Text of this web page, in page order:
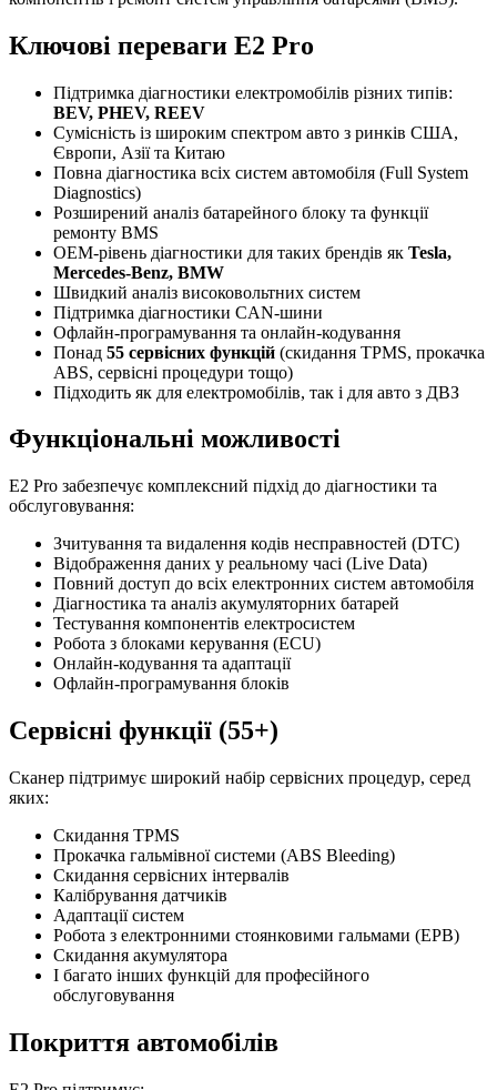
Ключові переваги E2 Pro
Підтримка діагностики електромобілів різних типів:
BEV, PHEV, REEV
Сумісність із широким спектром авто з ринків США,
Європи, Азії та Китаю
Повна діагностика всіх систем автомобіля (Full System
Diagnostics)
Розширений аналіз батарейного блоку та функції
ремонту BMS
OEM-рівень діагностики для таких брендів як Tesla,
Mercedes-Benz, BMW
Швидкий аналіз високовольтних систем
Підтримка діагностики CAN-шини
Офлайн-програмування та онлайн-кодування
Понад 55 сервісних функцій (скидання TPMS, прокачка
ABS, сервісні процедури тощо)
Підходить як для електромобілів, так і для авто з ДВЗ
Функціональні можливості
E2 Pro забезпечує комплексний підхід до діагностики та
обслуговування:
Зчитування та видалення кодів несправностей (DTC)
Відображення даних у реальному часі (Live Data)
Повний доступ до всіх електронних систем автомобіля
Діагностика та аналіз акумуляторних батарей
Тестування компонентів електросистем
Робота з блоками керування (ECU)
Онлайн-кодування та адаптації
Офлайн-програмування блоків
Сервісні функції (55+)
Сканер підтримує широкий набір сервісних процедур, серед
яких:
Скидання TPMS
Прокачка гальмівної системи (ABS Bleeding)
Скидання сервісних інтервалів
Калібрування датчиків
Адаптації систем
Робота з електронними стоянковими гальмами (EPB)
Скидання акумулятора
І багато інших функцій для професійного
обслуговування
Покриття автомобілів